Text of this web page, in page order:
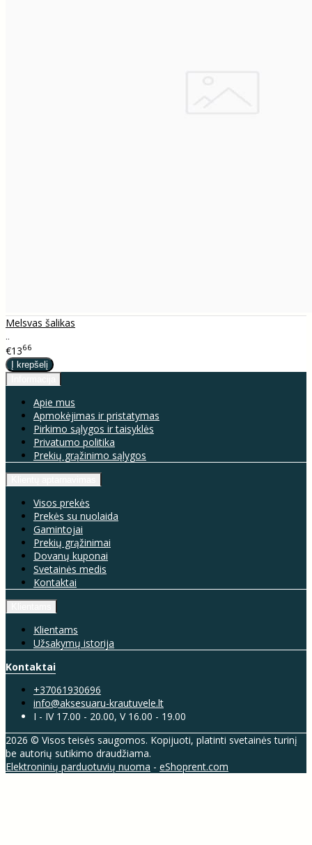
Melsvas šalikas
..
€1366
Apie mus
Apmokėjimas ir pristatymas
Pirkimo sąlygos ir taisyklės
Privatumo politika
Prekių grąžinimo sąlygos
Visos prekės
Prekės su nuolaida
Gamintojai
Prekių grąžinimai
Dovanų kuponai
Svetainės medis
Kontaktai
Klientams
Užsakymų istorija
Kontaktai
+37061930696
info@aksesuaru-krautuvele.lt
I - IV 17.00 - 20.00, V 16.00 - 19.00
2026 © Visos teisės saugomos. Kopijuoti, platinti svetainės turinį
be autorių sutikimo draudžiama.
Elektroninių parduotuvių nuoma - eShoprent.com